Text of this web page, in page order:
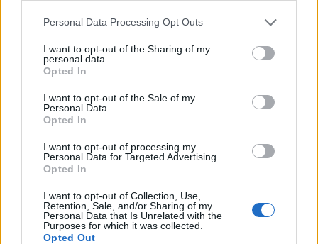
Personal Data Processing Opt Outs
I want to opt-out of the Sharing of my
personal data.
Opted In
I want to opt-out of the Sale of my
Personal Data.
Opted In
I want to opt-out of processing my
Personal Data for Targeted Advertising.
Opted In
I want to opt-out of Collection, Use,
Retention, Sale, and/or Sharing of my
Personal Data that Is Unrelated with the
Purposes for which it was collected.
Opted Out
Histoiredemaison
Voir tous les articles de
VOUS POURRIEZ AUSSI AIMER